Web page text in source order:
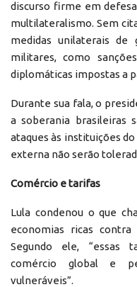
discurso firme em
multilateralismo. Sem
medidas unilaterais de
militares, como
diplomáticas impostas a
Durante sua fala, o
a soberania brasileiras
ataques às instituições
externa não serão
Comércio e tarifas
Lula condenou o que
economias ricas
Segundo ele, “essas
comércio global e
vulneráveis”.